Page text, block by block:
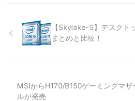
【Skylake-S】デスクト
まとめと比較！
MSIからH170/B150ゲーミングマ
ルが発売